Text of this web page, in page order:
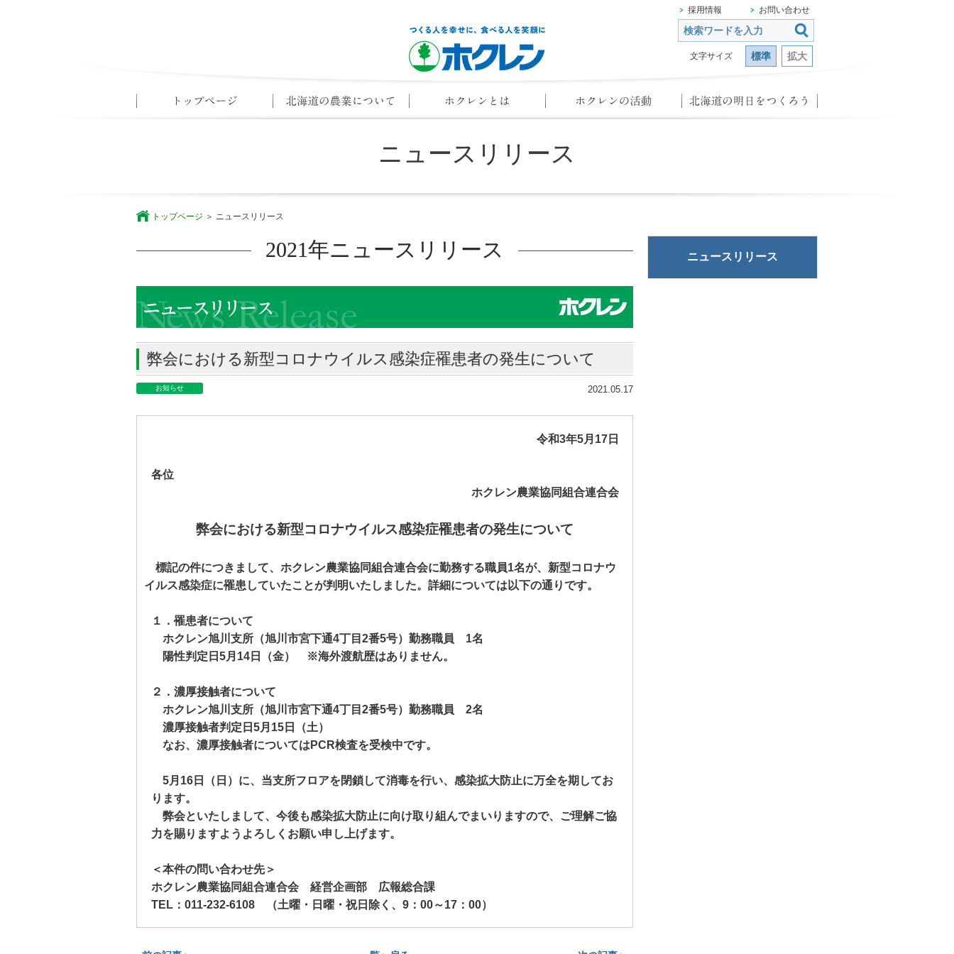
文字サイズ 標準 拡大
採用情報 お問い合わせ
ニュースリリース
トップページ ニュースリリース
2021年ニュースリリース
弊会における新型コロナウイルス感染症罹患者の発生について
お知らせ 2021.05.17
令和3年5月 17日
各位
ホクレン農業協同組合連合会
弊会における新型コロナウイルス感染症罹患者の発生について
標記の件につきまして、ホクレン農業協同組合連合会に勤務する職員1名が、新型コロナウ
イルス感染症に罹患していたことが判明いたしました。詳細については以下の通りです。
１．罹患者について
ホクレン旭川支所（旭川市宮下通4丁目 2番5号）勤務職員 1名
陽性判定日 5月 14日（金） ※海外渡航歴はありません。
２．濃厚接触者について
ホクレン旭川支所（旭川市宮下通4丁目 2番5号）勤務職員 2名
濃厚接触者判定日 5月 15日（土）
なお、濃厚接触者については PCR検査を受検中です。
5月 16日（日）に、当支所フロアを閉鎖して消毒を行い、感染拡大防止に万全を期してお
ります。
弊会といたしまして、今後も感染拡大防止に向け取り組んでまいりますので、ご理解ご協
力を賜りますようよろしくお願い申し上げます。
＜本件の問い合わせ先＞
ホクレン農業協同組合連合会 経営企画部 広報総合課
TEL： 011-232-6108（土曜・日曜・祝日除く、 9： 00～17： 00）
ニュースリリース